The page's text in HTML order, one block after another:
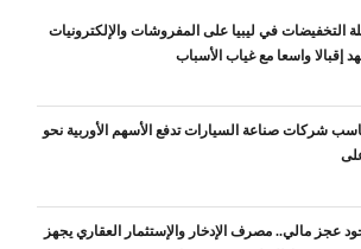
التخفيضات في ليبيا على المفروشات والإلكترونيات
إقبالا واسعا مع غياب الأسباب
شركات صناعة السيارات تدفع الأسهم الأوربية نحو
عجز مالي.. مصرف الإدخار والإستثمار العقاري يجهز